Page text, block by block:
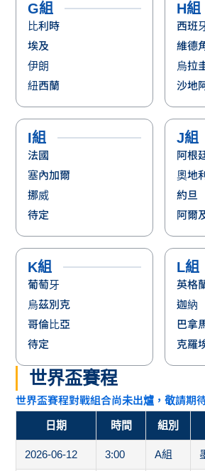
G組
比利時
埃及
伊朗
紐西蘭
H組
西班
維德
烏拉
沙地
I組
法國
塞內加爾
挪威
待定
J組
阿根
奧地
約旦
阿爾
K組
葡萄牙
烏茲別克
哥倫比亞
待定
L組
英格
迦納
巴拿
克羅
世界盃賽程
世界盃賽程對戰組合尚未出爐，敬請期
日期 時間 組別
2026-06-12 3:00 A組